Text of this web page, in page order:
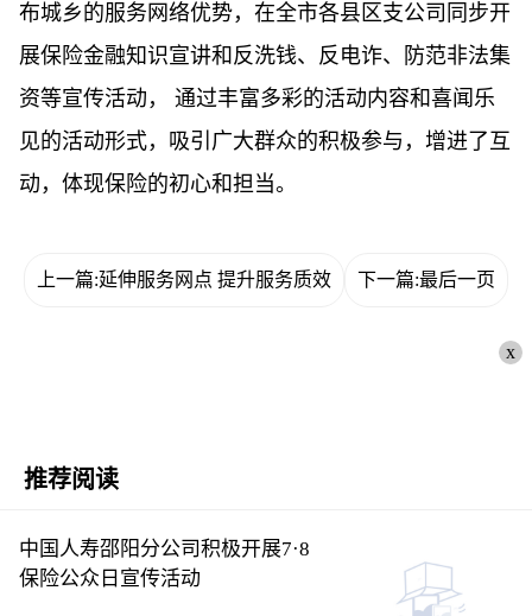
布城乡的服务网络优势，在全市各县区支公司同步开
展保险金融知识宣讲和反洗钱、反电诈、防范非法集
资等宣传活动， 通过丰富多彩的活动内容和喜闻乐
见的活动形式，吸引广大群众的积极参与，增进了互
动，体现保险的初心和担当。
上一篇:延伸服务网点 提升服务质效 下一篇:最后一页
x
推荐阅读
中国人寿邵阳分公司积极开展7·8
保险公众日宣传活动